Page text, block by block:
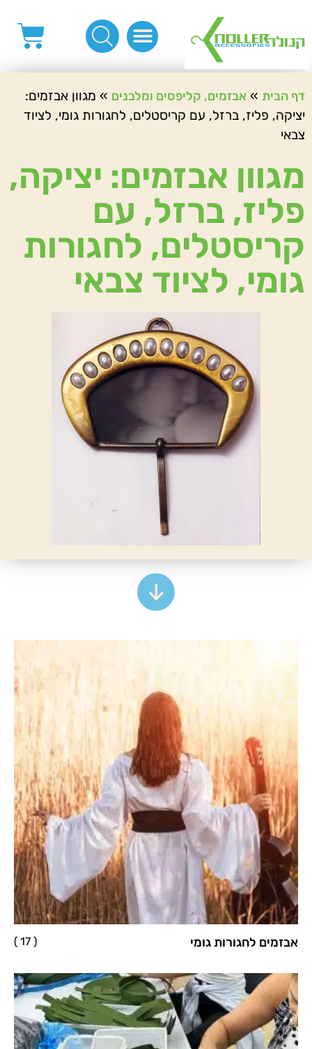
דף הבית » אבזמים, קליפסים ומלבנים » מגוון אבזמים:
יציקה, פליז, ברזל, עם קריסטלים, לחגורות גומי, לציוד
צבאי
מגוון אבזמים: יציקה,
פליז, ברזל, עם
קריסטלים, לחגורות
גומי, לציוד צבאי
אבזמים לחגורות גומי ( 17 )